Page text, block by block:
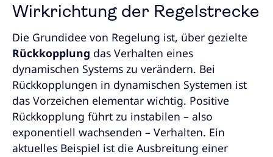
Wirkrichtung der Regelstrecke
Die Grundidee von Regelung ist, über gezielte
Rückkopplung das Verhalten eines
dynamischen Systems zu verändern. Bei
Rückkopplungen in dynamischen Systemen ist
das Vorzeichen elementar wichtig. Positive
Rückkopplung führt zu instabilen – also
exponentiell wachsenden – Verhalten. Ein
aktuelles Beispiel ist die Ausbreitung einer